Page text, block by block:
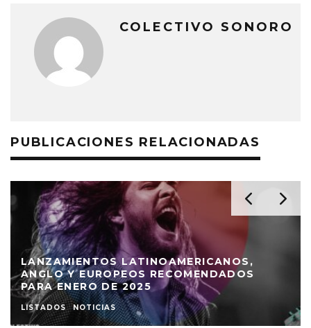
COLECTIVO SONORO
PUBLICACIONES RELACIONADAS
LANZAMIENTOS LATINOAMERICANOS,
ANGLO Y EUROPEOS RECOMENDADOS
PARA ENERO DE 2025
LISTADOS NOTICIAS